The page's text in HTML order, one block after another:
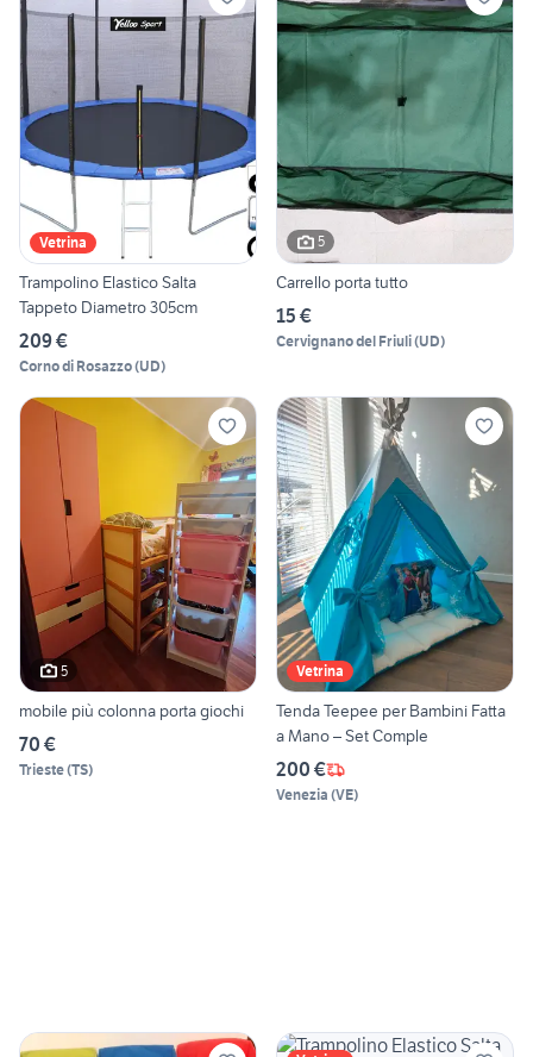
Vetrina
Trampolino Elastico Salta
Tappeto Diametro 305cm
209 €
Corno di Rosazzo(UD)
5
Carrello porta tutto
15 €
Cervignano del Friuli(UD)
5
mobile più colonna porta giochi
70 €
Trieste(TS)
Vetrina
Tenda Teepee per Bambini Fatta
a Mano – Set Comple
200 €
Venezia (VE)